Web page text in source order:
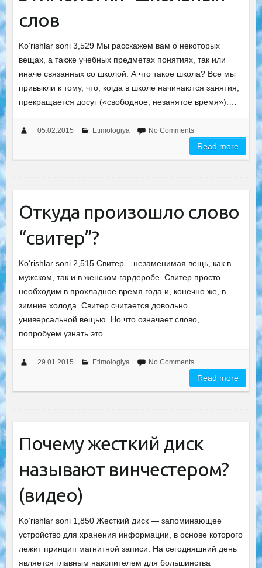
слов
Ko‘rishlar soni 3,529 Мы расскажем вам о некоторых
вещах, а также учебных предметах понятиях, так или
иначе связанных со школой. А что такое школа? Все мы
привыкли к тому, что, когда в школе начинаются занятия,
прекращается досуг («свободное, незанятое время»).…
05.02.2015 Etimologiya No Comments
Read more
Откуда произошло слово
“свитер”?
Ko‘rishlar soni 2,515 Свитер – незаменимая вещь, как в
мужском, так и в женском гардеробе. Свитер просто
необходим в прохладное время года и, конечно же, в
зимние холода. Свитер считается довольно
универсальной вещью. Но что означает слово,
попробуем узнать это.
29.01.2015 Etimologiya No Comments
Read more
Почему жесткий диск
называют винчестером?
(видео)
Ko‘rishlar soni 1,850 Жесткий диск — запоминающее
устройство для хранения информации, в основе которого
лежит принцип магнитной записи. На сегодняшний день
является главным накопителем для большинства